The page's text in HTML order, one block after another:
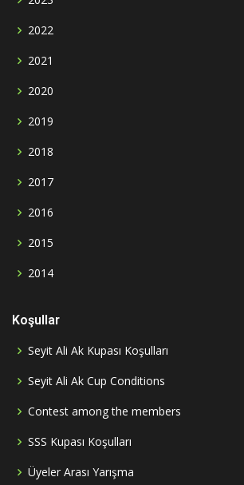
2022
2021
2020
2019
2018
2017
2016
2015
2014
Koşullar
Seyit Ali Ak Kupası Koşulları
Seyit Ali Ak Cup Conditions
Contest among the members
SSS Kupası Koşulları
Üyeler Arası Yarışma